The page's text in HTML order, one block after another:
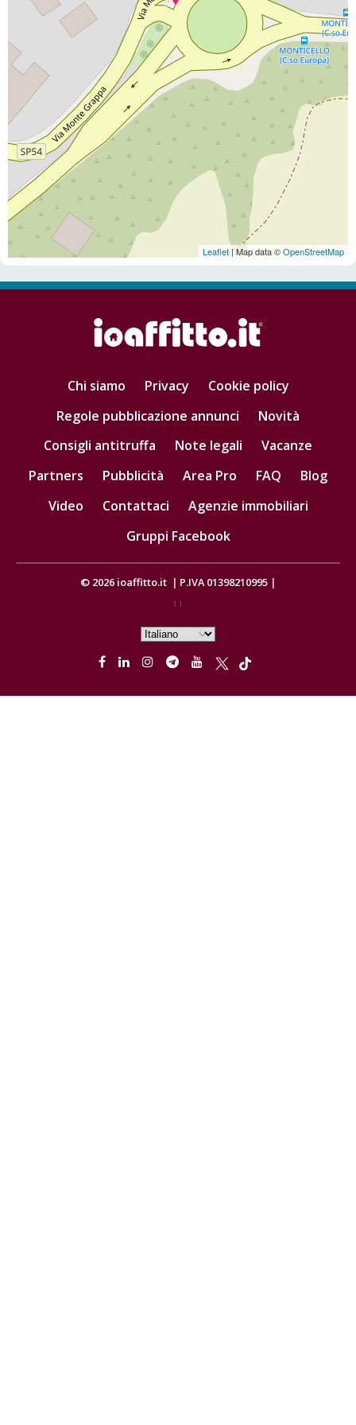
Leaflet| Map data ©OpenStreetMap
Chi siamo Privacy
Cookie policy
Regole pubblicazione annunci
Novità
Consigli antitruffa
Note legali
Vacanze
Partners
Pubblicità Area Pro FAQ
Blog
Video
Contattaci
Agenzie immobiliari
Gruppi Facebook
© 2026 ioaffitto.it | P.IVA 01398210995 |
1.1